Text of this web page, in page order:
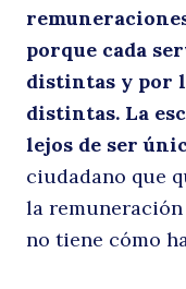
porque cada
distintas y por
distintas. La
lejos de ser
ciudadano que
la
no tiene cómo